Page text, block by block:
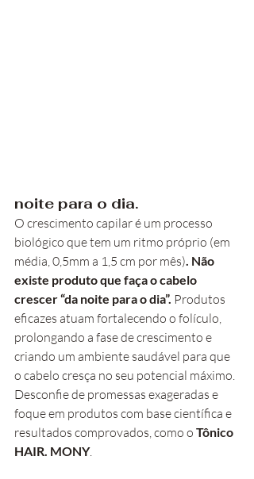
noite para o dia.
O crescimento capilar é um processo
biológico que tem um ritmo próprio (em
média, 0,5mm a 1,5 cm por mês). Não
existe produto que faça o cabelo
crescer “da noite para o dia”. Produtos
eficazes atuam fortalecendo o folículo,
prolongando a fase de crescimento e
criando um ambiente saudável para que
o cabelo cresça no seu potencial máximo.
Desconfie de promessas exageradas e
foque em produtos com base científica e
resultados comprovados, como o Tônico
HAIR. MONY.